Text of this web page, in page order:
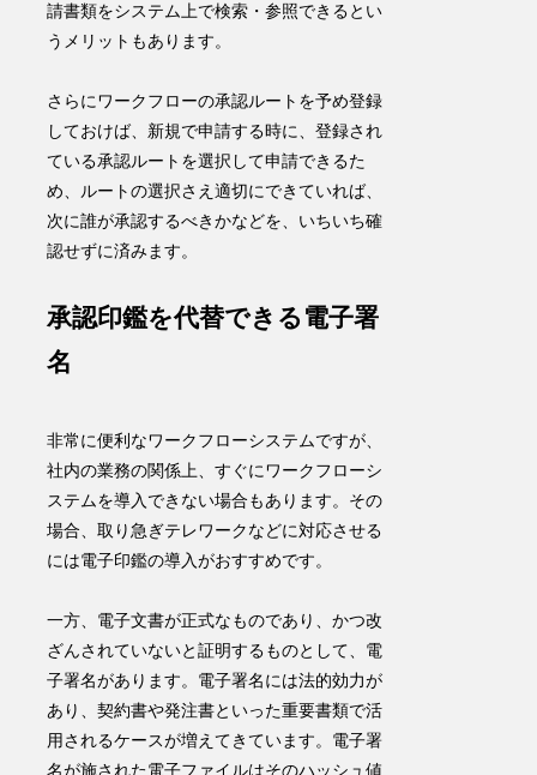
請書類をシステム上で検索・参照できるとい
うメリットもあります。
さらにワークフローの承認ルートを予め登録
しておけば、新規で申請する時に、登録され
ている承認ルートを選択して申請できるた
め、ルートの選択さえ適切にできていれば、
次に誰が承認するべきかなどを、いちいち確
認せずに済みます。
承認印鑑を代替できる電子署
名
非常に便利なワークフローシステムですが、
社内の業務の関係上、すぐにワークフローシ
ステムを導入できない場合もあります。その
場合、取り急ぎテレワークなどに対応させる
には電子印鑑の導入がおすすめです。
一方、電子文書が正式なものであり、かつ改
ざんされていないと証明するものとして、 電
子署名があります。電子署名には法的効力が
あり、契約書や発注書といった重要書類で活
用されるケースが増えてきています。電子署
名が施された電子ファイルはそのハッシュ値